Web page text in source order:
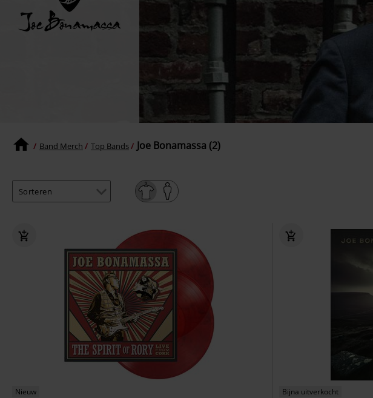
Band Merch Top Bands Joe Bonamassa (2)
Nieuw Bijna uitverkocht